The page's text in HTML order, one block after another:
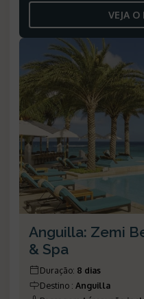
VEJA
Anguilla: Zemi
& Spa
Duração: 8 dias
Destino : Anguilla